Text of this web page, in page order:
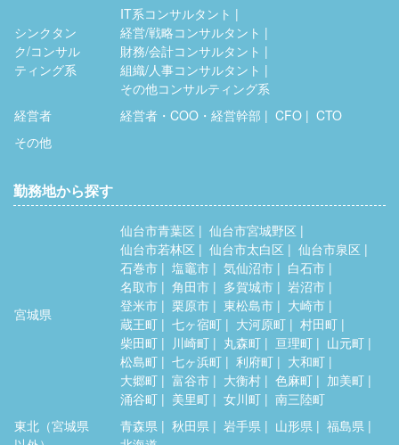
シンクタン
ク/コンサル
ティング系
IT系コンサルタント
経営/戦略コンサルタント
財務/会計コンサルタント
組織/人事コンサルタント
その他コンサルティング系
経営者
経営者・COO・経営幹部 CFO
CTO
その他
勤務地から探す
宮城県
仙台市青葉区
仙台市宮城野区
仙台市若林区
仙台市太白区
仙台市泉区
石巻市
塩竈市 気仙沼市
白石市
名取市
角田市 多賀城市
岩沼市
登米市
栗原市 東松島市
大崎市
蔵王町
七ヶ宿町 大河原町
村田町
柴田町
川崎町 丸森町 亘理町
山元町
松島町
七ヶ浜町 利府町
大和町
大郷町
富谷市 大衡村 色麻町
加美町
涌谷町
美里町 女川町
南三陸町
東北（宮城県
青森県 秋田県 岩手県 山形県
福島県